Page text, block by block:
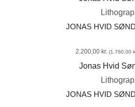
JONAS HVID
2.200,00 kr. (1.760,00
JONAS HVID